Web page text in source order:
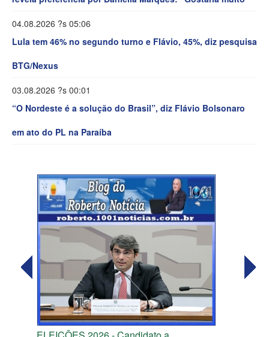
04.08.2026 ?s 05:06
Lula tem 46% no segundo turno e Flávio, 45%, diz pesquisa
BTG/Nexus
03.08.2026 ?s 00:01
“O Nordeste é a solução do Brasil”, diz Flávio Bolsonaro
em ato do PL na Paraíba